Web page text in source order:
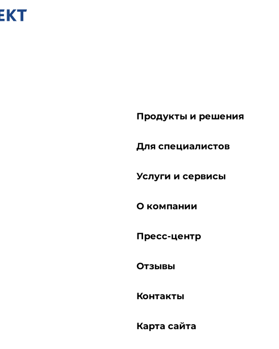
Продукты и решения
Для специалистов
Услуги и сервисы
О компании
Пресс-центр
Отзывы
Контакты
Карта сайта